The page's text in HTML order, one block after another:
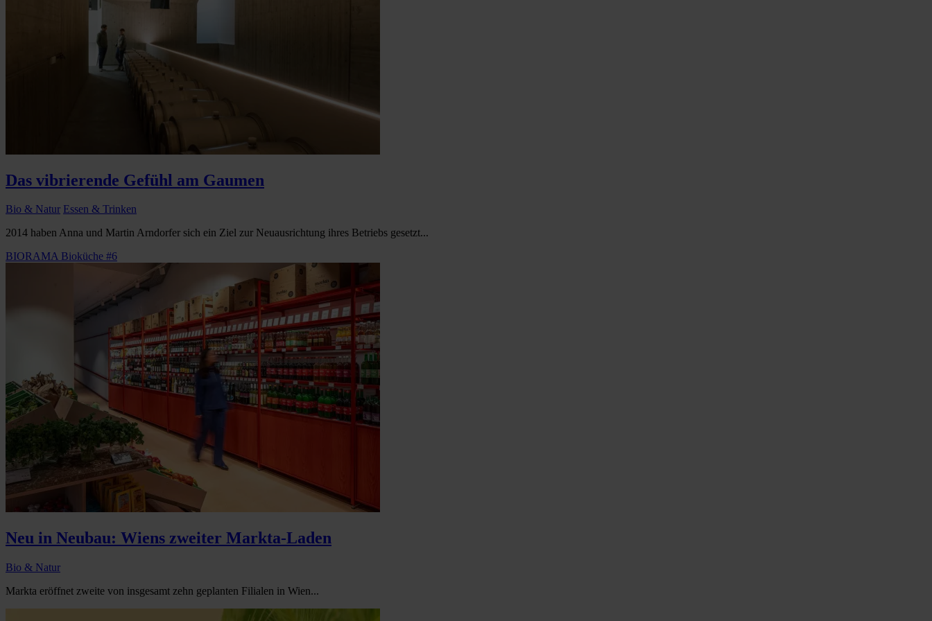
Das vibrierende Gefühl am Gaumen
Bio & Natur Essen & Trinken
2014 haben Anna und Martin Arndorfer sich ein Ziel zur Neuausrichtung ihres Betriebs gesetzt...
BIORAMA Bioküche #6
Neu in Neubau: Wiens zweiter Markta-Laden
Bio & Natur
Markta eröffnet zweite von insgesamt zehn geplanten Filialen in Wien...